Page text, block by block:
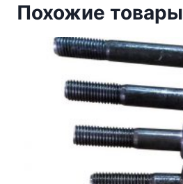
Похожие товары